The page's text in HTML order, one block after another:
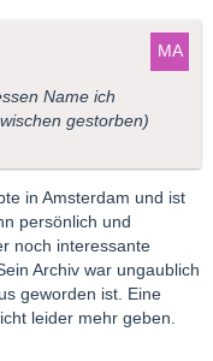
Name ich
gestorben)
in Amsterdam und ist
persönlich und
noch interessante
Archiv war ungaublich
geworden ist. Eine
leider mehr geben.